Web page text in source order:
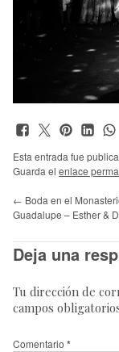
Esta entrada fue
Guarda el enlace
← Boda en el
Guadalupe – Esther &
Deja una
Tu dirección de
campos
Comentario *